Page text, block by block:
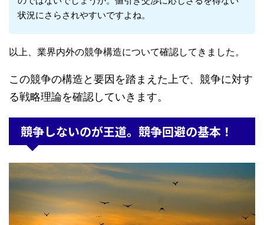
状況にさらされやすいですよね。
以上、業界内外の競争構造について確認してきました。
この競争の構造と要因を踏まえた上で、競争に対す
る戦略理論を確認していきます。
競争しないのが王道。競争回避の基本！